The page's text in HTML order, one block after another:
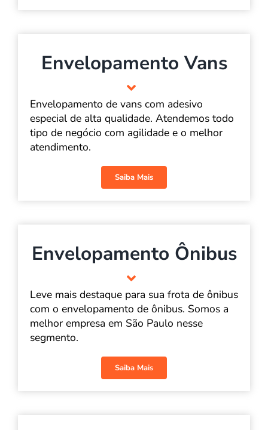
Envelopamento Vans
Envelopamento de vans com adesivo
especial de alta qualidade. Atendemos todo
tipo de negócio com agilidade e o melhor
atendimento.
Saiba Mais
Envelopamento Ônibus
Leve mais destaque para sua frota de ônibus
com o envelopamento de ônibus. Somos a
melhor empresa em São Paulo nesse
segmento.
Saiba Mais